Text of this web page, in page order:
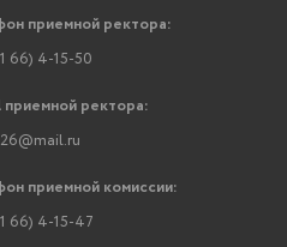
приемной ректора:
66) 4-15-50
приемной ректора:
приемной комиссии:
66) 4-15-47